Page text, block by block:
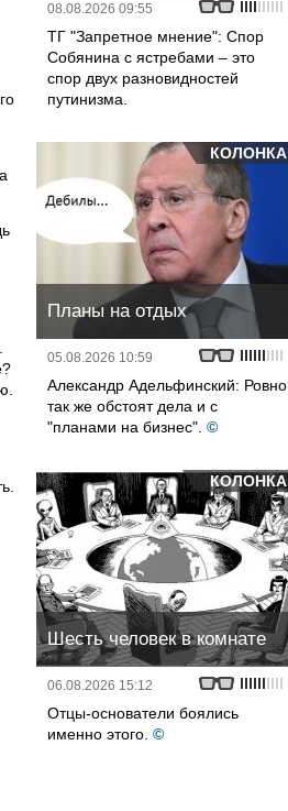
08.08.2026 09:55
ТГ "Запретное мнение": Спор
Собянина с ястребами – это
спор двух разновидностей
путинизма.
КОЛОНКА
Планы на отдых
05.08.2026 10:59
Александр Адельфинский: Ровно
так же обстоят дела и с
"планами на бизнес". ©
КОЛОНКА
Шесть человек в комнате
06.08.2026 15:12
Отцы-основатели боялись
именно этого. ©